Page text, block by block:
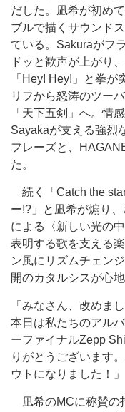
だした。凪希が初め
ブルで描くサウンド
ている。Sakuraがフ
ドッと歓声が上がり
「Hey! Hey!」と拳
リフから怒涛のツー
「天下五剣」へ。情
Sayakaが支える強烈
フレーズと、
た。
続く「Catch the
ー!?」と凪希が煽り
による〈新しい光の
表明する歌を支える
ン風にリズムチェン
開のカタルシスが心地
「みなさん、改めま
本日は私たちのアル
ーファイナルZepp
りがとうございます
ウトになりました！」
凪希のMCに称賛の